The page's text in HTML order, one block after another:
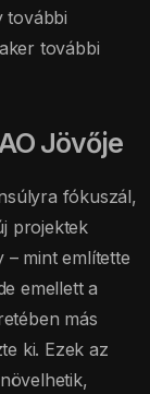
további
további
Jövője
fókuszál,
projektek
– mint említette
emellett a
más
ki. Ezek az